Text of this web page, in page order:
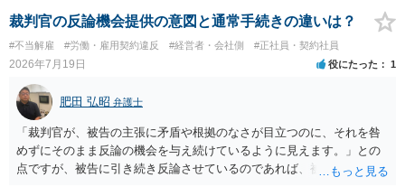
らいならサービスでしてくれるかもしれません。
裁判官の反論機会提供の意図と通常手続きの違いは？
#不当解雇 #労働・雇用契約違反 #経営者・会社側 #正社員・契約社員
2026年7月19日 役にたった 1
肥田 弘昭 弁護士
「裁判官が、被告の主張に矛盾や根拠のなさが目立つのに、それを咎
めずにそのまま反論の機会を与え続けているように見えます。」との
点ですが、被告に引き続き反論させているのであれば、被告の主張が